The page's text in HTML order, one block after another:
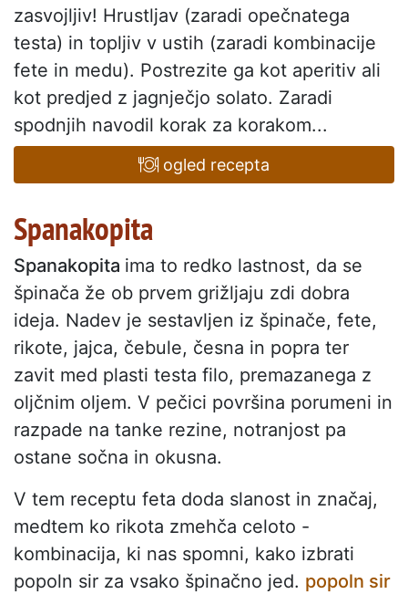
zasvojljiv! Hrustljav (zaradi opečnatega
testa) in topljiv v ustih (zaradi kombinacije
fete in medu). Postrezite ga kot aperitiv ali
kot predjed z jagnječjo solato. Zaradi
spodnjih navodil korak za korakom...
ogled recepta
Spanakopita
Spanakopita ima to redko lastnost, da se
špinača že ob prvem grižljaju zdi dobra
ideja. Nadev je sestavljen iz špinače, fete,
rikote, jajca, čebule, česna in popra ter
zavit med plasti testa filo, premazanega z
oljčnim oljem. V pečici površina porumeni in
razpade na tanke rezine, notranjost pa
ostane sočna in okusna.
V tem receptu feta doda slanost in značaj,
medtem ko rikota zmehča celoto -
kombinacija, ki nas spomni, kako izbrati
popoln sir za vsako špinačno jed. popoln sir